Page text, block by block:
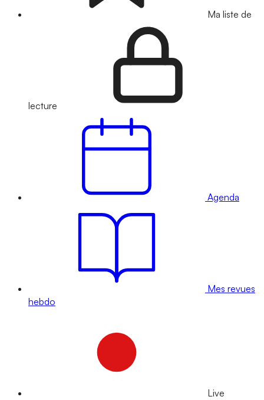
Ma liste de
lecture
Agenda
Mes revues
hebdo
Live